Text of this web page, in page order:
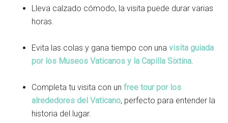
Lleva calzado cómodo, la visita puede durar varias
horas.
Evita las colas y gana tiempo con unavisita guiada
por los Museos Vaticanos y la Capilla Sixtina.
Completa tu visita con unfree tour por los
alrededores del Vaticano, perfecto para entender la
historia del lugar.